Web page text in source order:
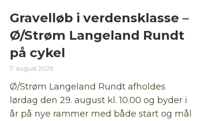
Gravelløb i verdensklasse –
Ø/Strøm Langeland Rundt
på cykel
7. august 2026
Ø/Strøm Langeland Rundt afholdes
lørdag den 29. august kl. 10.00 og byder i
år på nye rammer med både start og mål